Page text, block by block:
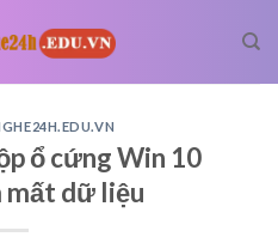
ổ cứng Win 10
mất dữ liệu